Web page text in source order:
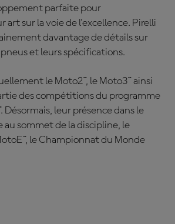
parfaite pour
art sur la voie de l'excellence. Pirelli
davantage de détails sur
et leurs spécifications.
le Moto2™, le Moto3™ ainsi
des compétitions du programme
Désormais, leur présence dans le
au sommet de la discipline, le
le Championnat du Monde